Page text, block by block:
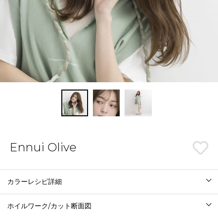
Ennui Olive
カラーレシピ詳細
ホイルワーク/カット断面図